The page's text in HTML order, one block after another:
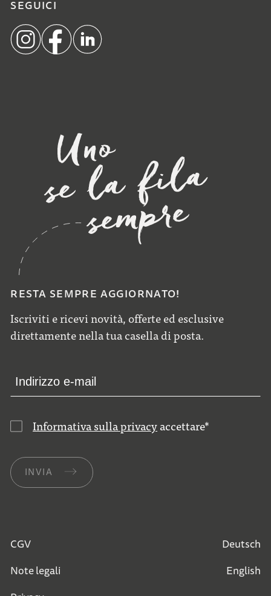
RESTA SEMPRE AGGIORNATO!
Iscriviti e ricevi novità, offerte ed esclusive
direttamente nella tua casella di posta.
Informativa sulla privacy accettare*
INVIA
SEGUICI
CGV
Note legali
Deutsch
English